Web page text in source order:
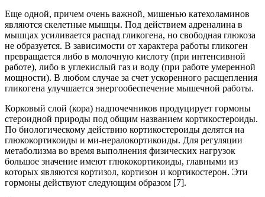
Еще одной, причем очень важной, мишенью катехоламинов
являются скелетные мышцы. Под действием адреналина в
мышцах усиливается распад гликогена, но свободная глюкоза
не образуется. В зависимости от характера работы гликоген
превращается либо в молочную кислоту (при интенсивной
работе), либо в углекислый газ и воду (при работе умеренной
мощности). В любом случае за счет ускоренного расщепле­ния
гликогена улучшается энергообеспечение мышечной работы.
Корковый слой (кора) надпочечников продуцирует гормоны
стероид­ной природы под общим названием кортикостероиды.
По биологиче­скому действию кортикостероиды делятся на
глюкокортикоиды и ми-нералокортикоиды. Для регуляции
метаболизма во время выполнения физических нагрузок
большое значение имеют глюкокортикоиды, глав­ными из
которых являются кортизол, кортизон и кортикостерон. Эти
гормоны действуют следующим образом [7].